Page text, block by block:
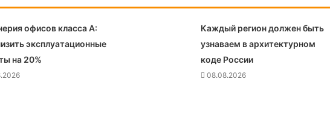
офисов класса А:
эксплуатационные
на 20%
Каждый регион должен быть
узнаваем в архитектурном
коде России
08.08.2026